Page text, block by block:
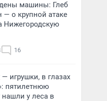
машины: Глеб
— о крупной атаке
Нижегородскую
16
— игрушки, в глазах
пятилетнюю
нашли у леса в